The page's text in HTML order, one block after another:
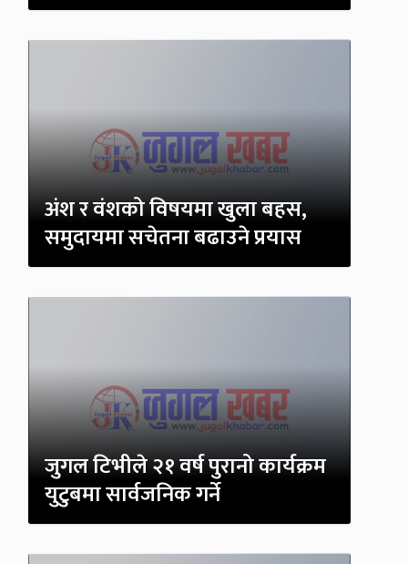
अंश र वंशको विषयमा खुला बहस,
समुदायमा सचेतना बढाउने प्रयास
जुगल टिभीले २१ वर्ष पुरानो कार्यक्रम
युटुबमा सार्वजनिक गर्ने